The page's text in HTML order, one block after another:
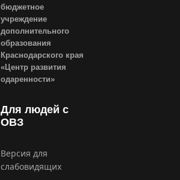
бюджетное
учреждение
дополнительного
образования
Краснодарского края
«Центр развития
одаренности»
Для людей с
ОВЗ
Версия для
слабовидящих